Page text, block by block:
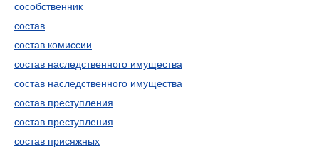
сособственник
состав
состав комиссии
состав наследственного имущества
состав наследственного имущества
состав преступления
состав преступления
состав присяжных